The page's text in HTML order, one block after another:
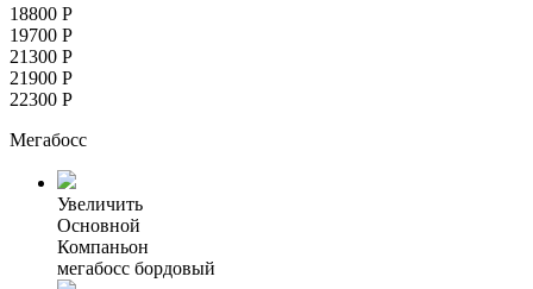
18800 Р
19700 Р
21300 Р
21900 Р
22300 Р
Мегабосс
Увеличить
Основной
Компаньон
мегабосс бордовый